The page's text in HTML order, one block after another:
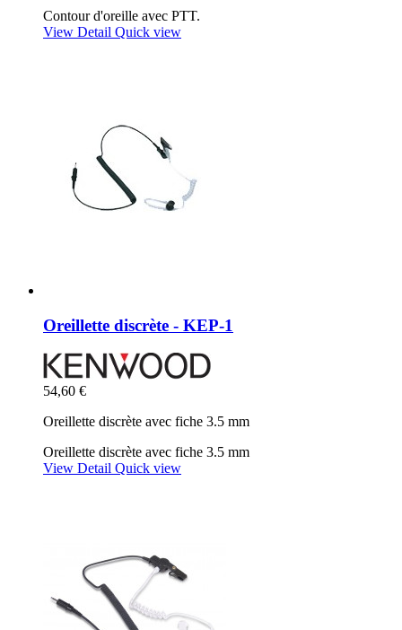
Contour d'oreille avec PTT.
View Detail Quick view
Oreillette discrète - KEP-1
54,60 €
Oreillette discrète avec fiche 3.5 mm
Oreillette discrète avec fiche 3.5 mm
View Detail Quick view